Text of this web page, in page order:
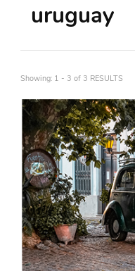
uruguay
Showing: 1 - 3 of 3 RESULTS